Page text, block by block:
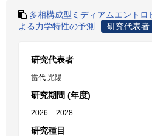
多相構成型ミディアムエントロ
よる力学特性の予測
研究代表者
研究代表者
當代 光陽
研究期間 (年度)
2026 – 2028
研究種目